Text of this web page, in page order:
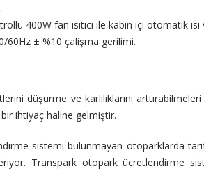
400W fan ısıtıcı ile kabin içi otomatik
60Hz ± %10 çalişma gerilimi.
düşürme ve karlılıklarını
ihtiyaç haline gelmiştir.
sistemi bulunmayan otoparklarda
Transpark otopark ücretlendirme